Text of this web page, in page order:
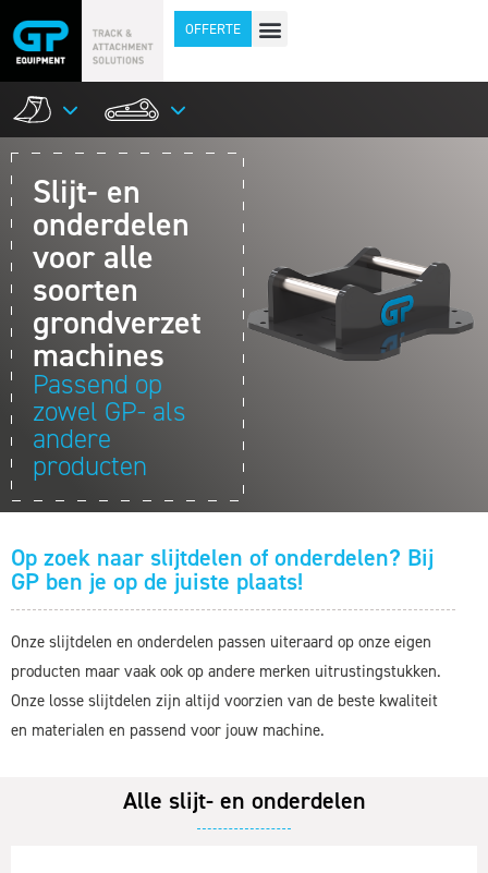
OFFERTE
Slijt- en
onderdelen
voor alle
soorten
grondverzet
machines
Passend op
zowel GP- als
andere
producten
Op zoek naar slijtdelen of onderdelen? Bij
GP ben je op de juiste plaats!
Onze slijtdelen en onderdelen passen uiteraard op onze eigen
producten maar vaak ook op andere merken uitrustingstukken.
Onze losse slijtdelen zijn altijd voorzien van de beste kwaliteit
en materialen en passend voor jouw machine.
Alle slijt- en onderdelen